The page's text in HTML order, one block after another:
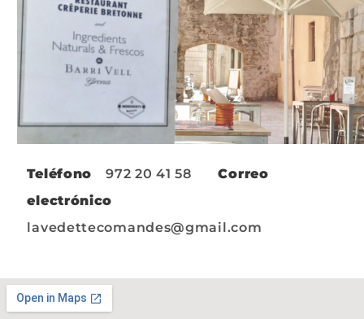
Teléfono972 20 41 58
Correo
electrónico
lavedettecomandes@gmail.com